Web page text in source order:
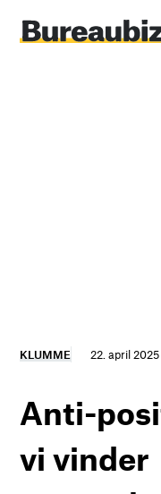
indhold
KLUMME 22. april 2025
Anti-
vi vinder